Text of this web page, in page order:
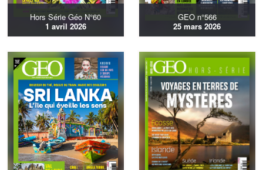
Hors Série Géo N°60
1 avril 2026
GEO n°566
25 mars 2026